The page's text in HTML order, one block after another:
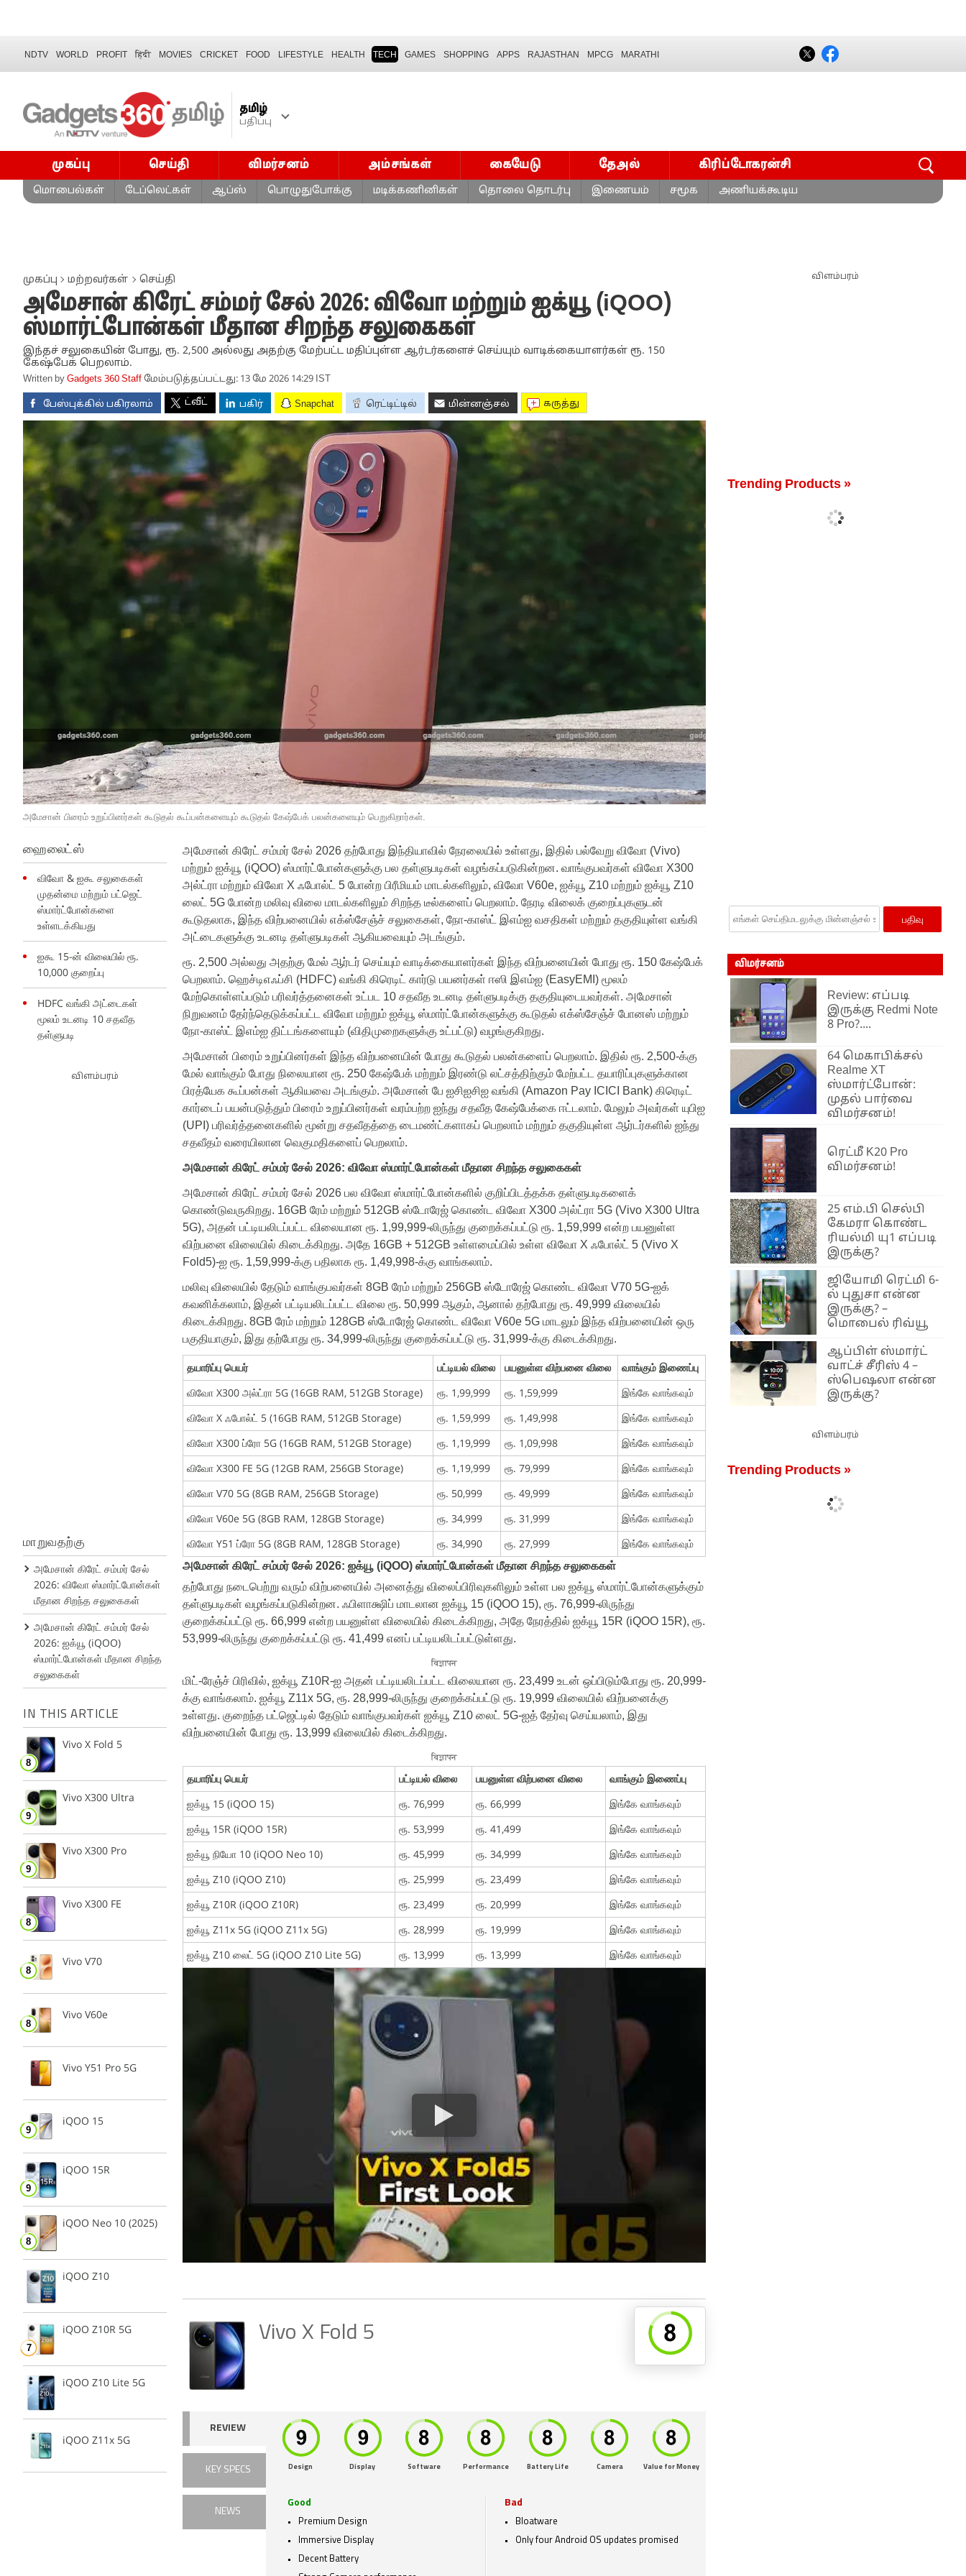
NDTV WORLD PROFIT हिंदी MOVIES CRICKET FOOD LIFESTYLE HEALTH TECH GAMES SHOPPING APPS RAJASTHAN MPCG MARATHI
தமிழ்
பதிப்பு
முகப்பு செய்தி விமர்சனம் அம்சங்கள் கையேடு தேஅல் கிரிப்டோகரன்சி
மொபைல்கள் டேப்லெட்கள் ஆப்ஸ் பொழுதுபோக்கு மடிக்கணினிகள் தொலை தொடர்பு இணையம் சமூக அணியக்கூடிய
முகப்பு மற்றவர்கள் செய்தி
அமேசான் கிரேட் சம்மர் சேல் 2026: விவோ மற்றும் ஐக்யூ (iQOO)
ஸ்மார்ட்போன்கள் மீதான சிறந்த சலுகைகள்
இந்தச் சலுகையின் போது, ​​ரூ. 2,500 அல்லது அதற்கு மேற்பட்ட மதிப்புள்ள ஆர்டர்களைச் செய்யும் வாடிக்கையாளர்கள் ரூ. 150
கேஷ்பேக் பெறலாம்.
Written byGadgets 360 Staffமேம்படுத்தப்பட்டது: 13 மே 2026 14:29 IST
பேஸ்புக்கில் பகிரலாம் ட்வீட் பகிர் Snapchat ரெட்டிட்டில் மின்னஞ்சல் கருத்து
அமேசான் பிரைம் உறுப்பினர்கள் கூடுதல் கூப்பன்களையும் கூடுதல் கேஷ்பேக் பலன்களையும் பெறுகிறார்கள்.
ஹைலைட்ஸ்
விவோ & ஐகூ சலுகைகள்
முதன்மை மற்றும் பட்ஜெட்
ஸ்மார்ட்போன்களை
உள்ளடக்கியது
ஐகூ 15-ன் விலையில் ரூ.
10,000 குறைப்பு
HDFC வங்கி அட்டைகள்
மூலம் உடனடி 10 சதவீத
தள்ளுபடி
விளம்பரம்
மாறுவதற்கு
அமேசான் கிரேட் சம்மர் சேல்
2026: விவோ ஸ்மார்ட்போன்கள்
மீதான சிறந்த சலுகைகள்
அமேசான் கிரேட் சம்மர் சேல்
2026: ஐக்யூ (iQOO)
ஸ்மார்ட்போன்கள் மீதான சிறந்த
சலுகைகள்
IN THIS ARTICLE
Vivo X Fold 5
Vivo X300 Ultra
Vivo X300 Pro
Vivo X300 FE
Vivo V70
Vivo V60e
Vivo Y51 Pro 5G
iQOO 15
iQOO 15R
iQOO Neo 10 (2025)
iQOO Z10
iQOO Z10R 5G
iQOO Z10 Lite 5G
iQOO Z11x 5G
அமேசான் கிரேட் சம்மர் சேல் 2026 தற்போது இந்தியாவில் நேரலையில் உள்ளது, இதில் பல்வேறு விவோ (Vivo)
மற்றும் ஐக்யூ (iQOO) ஸ்மார்ட்போன்களுக்கு பல தள்ளுபடிகள் வழங்கப்படுகின்றன. வாங்குபவர்கள் விவோ X300
அல்ட்ரா மற்றும் விவோ X ஃபோல்ட் 5 போன்ற பிரீமியம் மாடல்களிலும், விவோ V60e, ஐக்யூ Z10 மற்றும் ஐக்யூ Z10
லைட் 5G போன்ற மலிவு விலை மாடல்களிலும் சிறந்த டீல்களைப் பெறலாம். நேரடி விலைக் குறைப்புகளுடன்
கூடுதலாக, இந்த விற்பனையில் எக்ஸ்சேஞ்ச் சலுகைகள், நோ-காஸ்ட் இஎம்ஐ வசதிகள் மற்றும் தகுதியுள்ள வங்கி
அட்டைகளுக்கு உடனடி தள்ளுபடிகள் ஆகியவையும் அடங்கும்.
ரூ. 2,500 அல்லது அதற்கு மேல் ஆர்டர் செய்யும் வாடிக்கையாளர்கள் இந்த விற்பனையின் போது ரூ. 150 கேஷ்பேக்
பெறலாம். ஹெச்டிஎஃப்சி (HDFC) வங்கி கிரெடிட் கார்டு பயனர்கள் ஈஸி இஎம்ஐ (EasyEMI) மூலம்
மேற்கொள்ளப்படும் பரிவர்த்தனைகள் உட்பட 10 சதவீத உடனடி தள்ளுபடிக்கு தகுதியுடையவர்கள். அமேசான்
நிறுவனம் தேர்ந்தெடுக்கப்பட்ட விவோ மற்றும் ஐக்யூ ஸ்மார்ட்போன்களுக்கு கூடுதல் எக்ஸ்சேஞ்ச் போனஸ் மற்றும்
நோ-காஸ்ட் இஎம்ஐ திட்டங்களையும் (விதிமுறைகளுக்கு உட்பட்டு) வழங்குகிறது.
அமேசான் பிரைம் உறுப்பினர்கள் இந்த விற்பனையின் போது கூடுதல் பலன்களைப் பெறலாம். இதில் ரூ. 2,500-க்கு
மேல் வாங்கும் போது நிலையான ரூ. 250 கேஷ்பேக் மற்றும் இரண்டு லட்சத்திற்கும் மேற்பட்ட
தயாரிப்புகளுக்கான
பிரத்யேக கூப்பன்கள் ஆகியவை அடங்கும். அமேசான் பே ஐசிஐசிஐ வங்கி (Amazon Pay ICICI Bank) கிரெடிட்
கார்டைப் பயன்படுத்தும் பிரைம் உறுப்பினர்கள் வரம்பற்ற ஐந்து சதவீத கேஷ்பேக்கை ஈட்டலாம். மேலும் அவர்கள் யுபிஐ
(UPI) பரிவர்த்தனைகளில் மூன்று சதவீதத்தை டைமண்ட்களாகப் பெறலாம் மற்றும் தகுதியுள்ள ஆர்டர்களில் ஐந்து
சதவீதம் வரையிலான வெகுமதிகளைப் பெறலாம்.
அமேசான் கிரேட் சம்மர் சேல் 2026: விவோ ஸ்மார்ட்போன்கள் மீதான சிறந்த சலுகைகள்
அமேசான் கிரேட் சம்மர் சேல் 2026 பல விவோ ஸ்மார்ட்போன்களில் குறிப்பிடத்தக்க தள்ளுபடிகளைக்
கொண்டுவருகிறது. 16GB ரேம் மற்றும் 512GB ஸ்டோரேஜ் கொண்ட விவோ X300 அல்ட்ரா 5G (Vivo X300 Ultra
5G), அதன் பட்டியலிடப்பட்ட விலையான ரூ. 1,99,999-லிருந்து குறைக்கப்பட்டு ரூ. 1,59,999 என்ற பயனுள்ள
விற்பனை விலையில் கிடைக்கிறது. அதே 16GB + 512GB உள்ளமைப்பில் உள்ள விவோ X ஃபோல்ட் 5 (Vivo X
Fold5)-ஐ ரூ. 1,59,999-க்கு பதிலாக ரூ. 1,49,998-க்கு வாங்கலாம்.
மலிவு விலையில் தேடும் வாங்குபவர்கள் 8GB ரேம் மற்றும் 256GB ஸ்டோரேஜ் கொண்ட விவோ V70 5G-ஐக்
கவனிக்கலாம், இதன் பட்டியலிடப்பட்ட விலை ரூ. 50,999 ஆகும், ஆனால் தற்போது ரூ. 49,999 விலையில்
கிடைக்கிறது. 8GB ரேம் மற்றும் 128GB ஸ்டோரேஜ் கொண்ட விவோ V60e 5G மாடலும் இந்த விற்பனையின் ஒரு
பகுதியாகும், இது தற்போது ரூ. 34,999-லிருந்து குறைக்கப்பட்டு ரூ. 31,999-க்கு கிடைக்கிறது.
தயாரிப்பு பெயர் பட்டியல் விலை பயனுள்ள விற்பனை விலை
வாங்கும் இணைப்பு
விவோ X300 அல்ட்ரா 5G (16GB RAM, 512GB Storage)
ரூ. 1,99,999 ரூ. 1,59,999
இங்கே வாங்கவும்
விவோ X ஃபோல்ட் 5 (16GB RAM, 512GB Storage)
ரூ. 1,59,999 ரூ. 1,49,998
இங்கே வாங்கவும்
விவோ X300 ப்ரோ 5G (16GB RAM, 512GB Storage)
ரூ. 1,19,999 ரூ. 1,09,998
இங்கே வாங்கவும்
விவோ X300 FE 5G (12GB RAM, 256GB Storage)
ரூ. 1,19,999 ரூ. 79,999
இங்கே வாங்கவும்
விவோ V70 5G (8GB RAM, 256GB Storage)
ரூ. 50,999 ரூ. 49,999
இங்கே வாங்கவும்
விவோ V60e 5G (8GB RAM, 128GB Storage)
ரூ. 34,999 ரூ. 31,999
இங்கே வாங்கவும்
விவோ Y51 ப்ரோ 5G (8GB RAM, 128GB Storage)
ரூ. 34,990 ரூ. 27,999 இங்கே வாங்கவும்
அமேசான் கிரேட் சம்மர் சேல் 2026: ஐக்யூ (iQOO) ஸ்மார்ட்போன்கள் மீதான சிறந்த சலுகைகள்
தற்போது நடைபெற்று வரும் விற்பனையில் அனைத்து விலைப்பிரிவுகளிலும் உள்ள பல ஐக்யூ ஸ்மார்ட்போன்களுக்கும்
தள்ளுபடிகள் வழங்கப்படுகின்றன. ஃபிளாக்ஷிப் மாடலான ஐக்யூ 15 (iQOO 15), ரூ. 76,999-லிருந்து
குறைக்கப்பட்டு ரூ. 66,999 என்ற பயனுள்ள விலையில் கிடைக்கிறது, அதே நேரத்தில் ஐக்யூ 15R (iQOO 15R), ரூ.
53,999-லிருந்து குறைக்கப்பட்டு ரூ. 41,499 எனப் பட்டியலிடப்பட்டுள்ளது.
विज्ञापन
மிட் -ரேஞ்ச் பிரிவில், ஐக்யூ Z10R-ஐ அதன் பட்டியலிடப்பட்ட விலையான ரூ. 23,499 உடன் ஒப்பிடும்போது ரூ. 20,999-
க்கு வாங்கலாம். ஐக்யூ Z11x 5G, ரூ. 28,999-லிருந்து குறைக்கப்பட்டு ரூ. 19,999 விலையில் விற்பனைக்கு
உள்ளது. குறைந்த பட்ஜெட்டில் தேடும் வாங்குபவர்கள் ஐக்யூ Z10 லைட் 5G-ஐத் தேர்வு செய்யலாம், இது
விற்பனையின் போது ரூ. 13,999 விலையில் கிடைக்கிறது.
विज्ञापन
தயாரிப்பு பெயர் பட்டியல் விலை பயனுள்ள விற்பனை விலை
வாங்கும் இணைப்பு
ஐக்யூ 15 (iQOO 15)
ரூ. 76,999 ரூ. 66,999
இங்கே வாங்கவும்
ஐக்யூ 15R (iQOO 15R)
ரூ. 53,999 ரூ. 41,499
இங்கே வாங்கவும்
ஐக்யூ நியோ 10 (iQOO Neo 10)
ரூ. 45,999 ரூ. 34,999
இங்கே வாங்கவும்
ஐக்யூ Z10 (iQOO Z10)
ரூ. 25,999 ரூ. 23,499
இங்கே வாங்கவும்
ஐக்யூ Z10R (iQOO Z10R)
ரூ. 23,499 ரூ. 20,999
இங்கே வாங்கவும்
ஐக்யூ Z11x 5G (iQOO Z11x 5G)
ரூ. 28,999 ரூ. 19,999
இங்கே வாங்கவும்
ஐக்யூ Z10 லைட் 5G (iQOO Z10 Lite 5G)
ரூ. 13,999 ரூ. 13,999 இங்கே வாங்கவும்
Vivo X Fold 5
REVIEW
KEY SPECS
NEWS
Design Display Software Performance Battery Life Camera Value for Money
Good
Premium Design
Immersive Display
Decent Battery
Bad
Bloatware
Only four Android OS updates promised
விளம்பரம்
Trending Products »
விமர்சனம்
Review: எப்படி
இருக்கு Redmi Note
8 Pro?....
64 மெகாபிக்சல்
Realme XT
ஸ்மார்ட்போன்:
முதல் பார்வை
விமர்சனம்!
ரெட்மீ K20 Pro
விமர்சனம்!
25 எம்.பி செல்பி
கேமரா கொண்ட
ரியல்மி யு1 எப்படி
இருக்கு?
ஜியோமி ரெட்மி 6-
ல் புதுசா என்ன
இருக்கு? –
மொபைல் ரிவ்யூ
ஆப்பிள் ஸ்மார்ட்
வாட்ச் சீரிஸ் 4 –
ஸ்பெஷலா என்ன
இருக்கு?
விளம்பரம்
Trending Products »